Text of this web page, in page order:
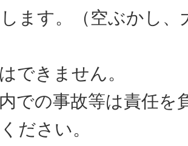
ます。（空ぶかし、
できません。
内での事故等は責任を
ださい。